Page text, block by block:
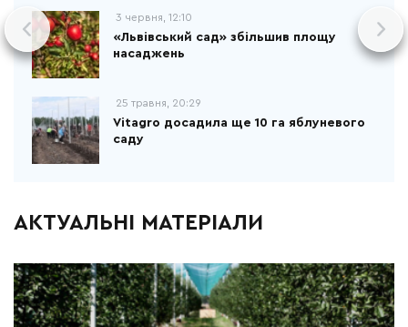
3 червня, 12:10
«Львівський сад» збільшив площу
насаджень
25 травня, 20:29
Vitagro досадила ще 10 га яблуневого
саду
АКТУАЛЬНІ МАТЕРІАЛИ